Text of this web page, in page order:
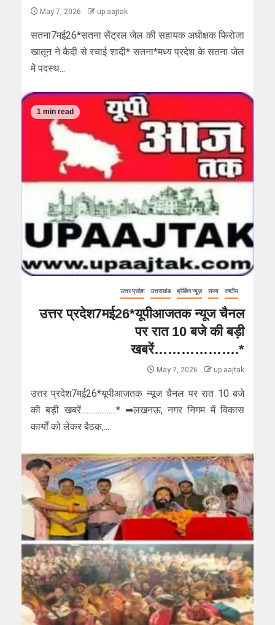
May 7, 2026 up aajtak
सतना7मई26*सतना सेंट्रल जेल की सहायक अधीक्षक फिरोजा
खातून ने कैदी से रचाई शादी* सतना*मध्य प्रदेश के सतना जेल
में पदस्थ...
1 min read
उत्तर प्रदेश उत्तराखंड ब्रेकिंग न्यूज़ राज्य राष्टीय
उत्तर प्रदेश7मई26*यूपीआजतक न्यूज चैनल
पर रात 10 बजे की बड़ी
खबरें……………….*
May 7, 2026 up aajtak
उत्तर प्रदेश7मई26*यूपीआजतक न्यूज चैनल पर रात 10 बजे
की बड़ी खबरें...................* ➡लखनऊ, नगर निगम में विकास
कार्यों को लेकर बैठक,...